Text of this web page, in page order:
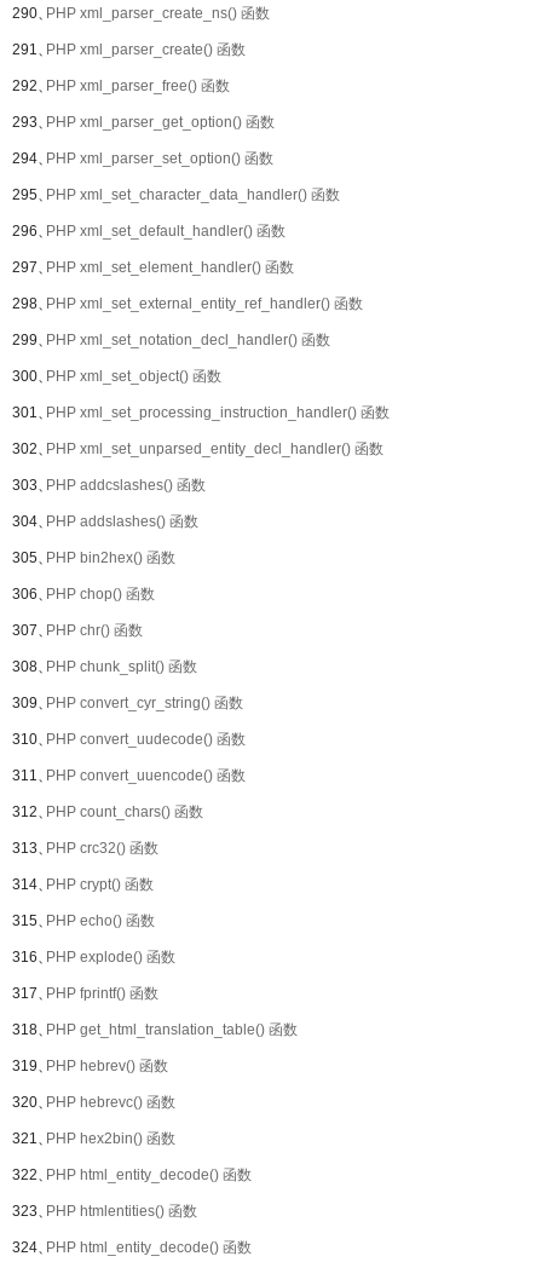
290、PHP xml_parser_create_ns() 函数
291、PHP xml_parser_create() 函数
292、PHP xml_parser_free() 函数
293、PHP xml_parser_get_option() 函数
294、PHP xml_parser_set_option() 函数
295、PHP xml_set_character_data_handler() 函数
296、PHP xml_set_default_handler() 函数
297、PHP xml_set_element_handler() 函数
298、PHP xml_set_external_entity_ref_handler() 函数
299、PHP xml_set_notation_decl_handler() 函数
300、PHP xml_set_object() 函数
301、PHP xml_set_processing_instruction_handler() 函数
302、PHP xml_set_unparsed_entity_decl_handler() 函数
303、PHP addcslashes() 函数
304、PHP addslashes() 函数
305、PHP bin2hex() 函数
306、PHP chop() 函数
307、PHP chr() 函数
308、PHP chunk_split() 函数
309、PHP convert_cyr_string() 函数
310、PHP convert_uudecode() 函数
311、PHP convert_uuencode() 函数
312、PHP count_chars() 函数
313、PHP crc32() 函数
314、PHP crypt() 函数
315、PHP echo() 函数
316、PHP explode() 函数
317、PHP fprintf() 函数
318、PHP get_html_translation_table() 函数
319、PHP hebrev() 函数
320、PHP hebrevc() 函数
321、PHP hex2bin() 函数
322、PHP html_entity_decode() 函数
323、PHP htmlentities() 函数
324、PHP html_entity_decode() 函数